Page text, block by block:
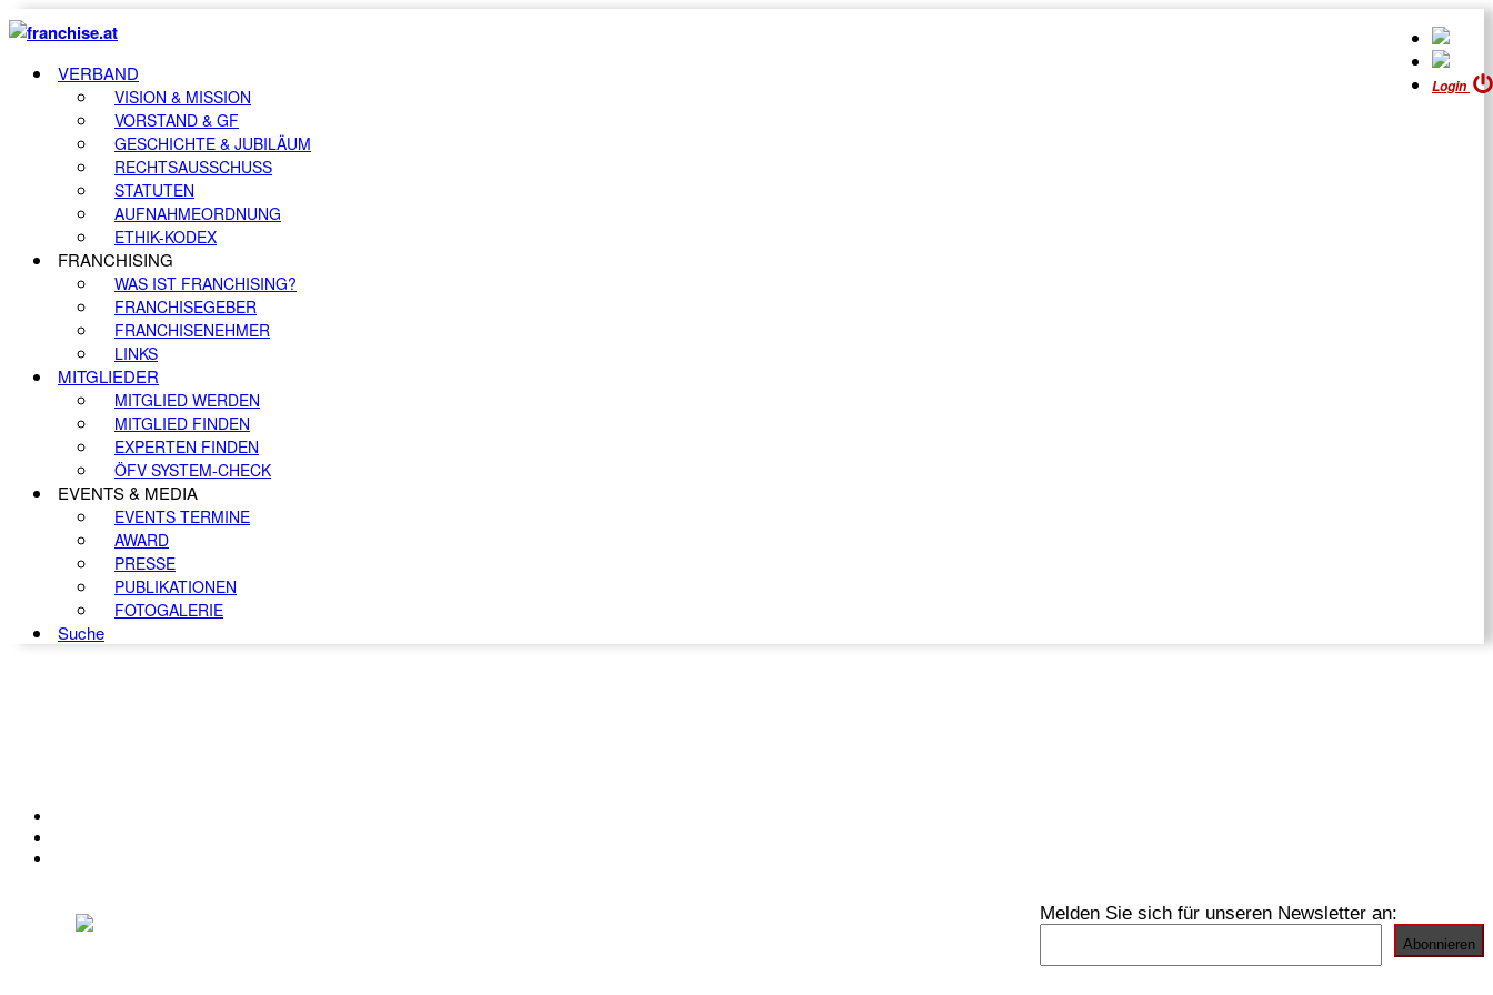
Login
VERBAND
VISION & MISSION
VORSTAND & GF
GESCHICHTE & JUBILÄUM
RECHTSAUSSCHUSS
STATUTEN
AUFNAHMEORDNUNG
ETHIK-KODEX
FRANCHISING
WAS IST FRANCHISING?
FRANCHISEGEBER
FRANCHISENEHMER
LINKS
MITGLIEDER
MITGLIED WERDEN
MITGLIED FINDEN
EXPERTEN FINDEN
ÖFV SYSTEM-CHECK
EVENTS & MEDIA
EVENTS TERMINE
AWARD
PRESSE
PUBLIKATIONEN
FOTOGALERIE
Suche
Melden Sie sich für unseren Newsletter an: